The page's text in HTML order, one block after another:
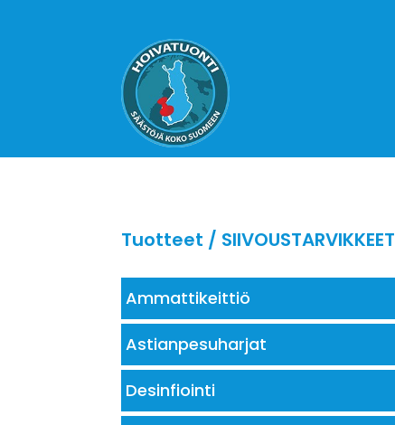
Tuotteet / SIIVOUSTARVIKKEET
Ammattikeittiö
Astianpesuharjat
Desinfiointi